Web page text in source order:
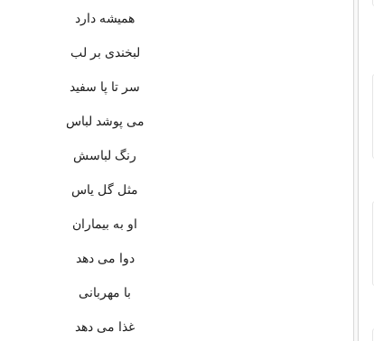
همیشه دارد
لبخندی بر لب
سر تا پا سفید
می پوشد لباس
رنگ لباسش
مثل گل یاس
او به بیماران
دوا می دهد
با مهربانی
غذا می دهد